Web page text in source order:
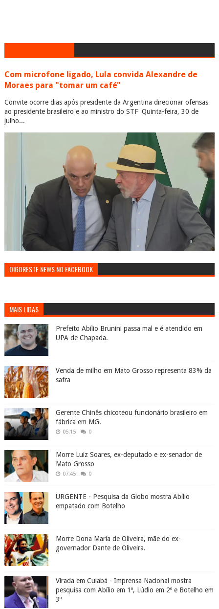
Com microfone ligado, Lula convida Alexandre de
Moraes para "tomar um café"
Convite ocorre dias após presidente da Argentina direcionar ofensas
ao presidente brasileiro e ao ministro do STF Quinta-feira, 30 de
julho...
DIGORESTE NEWS NO FACEBOOK
MAIS LIDAS
Prefeito Abílio Brunini passa mal e é atendido em
UPA de Chapada.
Venda de milho em Mato Grosso representa 83% da
safra
Gerente Chinês chicoteou funcionário brasileiro em
fábrica em MG.
05:15 0
Morre Luiz Soares, ex-deputado e ex-senador de
Mato Grosso
07:45 0
URGENTE - Pesquisa da Globo mostra Abílio
empatado com Botelho
Morre Dona Maria de Oliveira, mãe do ex-
governador Dante de Oliveira.
Virada em Cuiabá - Imprensa Nacional mostra
pesquisa com Abílio em 1º, Lúdio em 2º e Botelho em
3º